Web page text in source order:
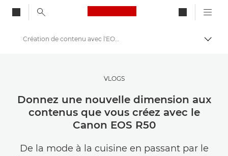
Canon Logo, back to
Trouvez l'inspiration | Conseils de photographie et d'impression et guides de l'acheteur
Des histoires à propos de photographie et de créativité
Création de contenu avec l'EOS R50
VLOGS
Donnez une nouvelle dimension aux
contenus que vous créez avec le
Canon EOS R50
De la mode à la cuisine en passant par le